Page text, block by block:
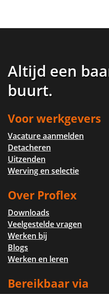
Altijd een
buurt.
Voor werkgevers
Vacature aanmelden
Detacheren
Uitzenden
Werving en selectie
Over Proflex
Downloads
Veelgestelde vragen
Werken bij
Blogs
Werken en leren
Bereikbaar via